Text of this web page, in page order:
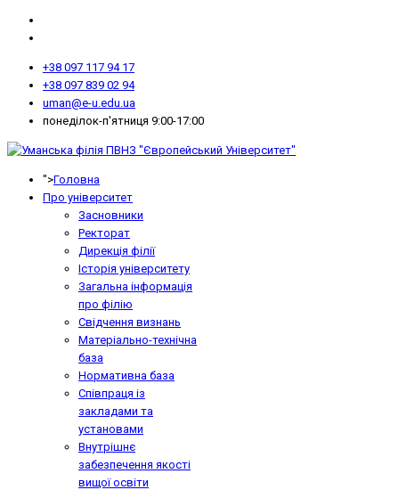
+38 097 117 94 17
+38 097 839 02 94
uman@e-u.edu.ua
понеділок-п'ятниця 9:00-17:00
">Головна
Про університет
Засновники
Ректорат
Дирекція філії
Історія університету
Загальна інформація
про філію
Свідчення визнань
Матеріально-технічна
база
Нормативна база
Співпраця із
закладами та
установами
Внутрішнє
забезпечення якості
вищої освіти